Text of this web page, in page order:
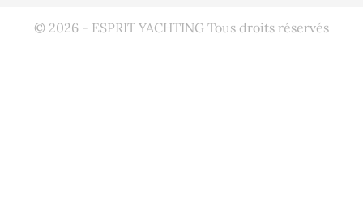
© 2026 - ESPRIT YACHTING Tous droits réservés